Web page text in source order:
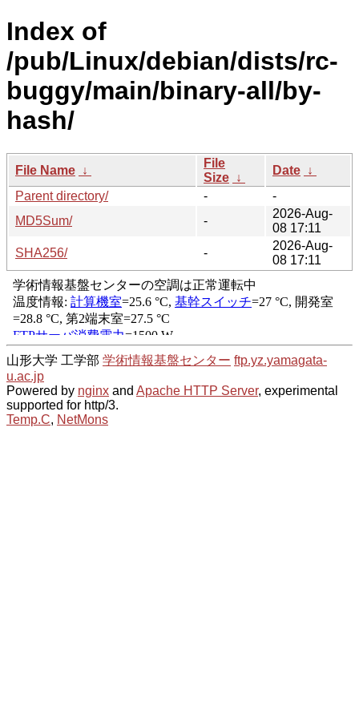
Index of
/pub/Linux/debian/dists/rc-
buggy/main/binary-all/by-
hash/
File Name ↓
File
Size ↓
Date ↓
Parent directory/
-
-
MD5Sum/
-
2026-Aug-
08 17:11
SHA256/
-
2026-Aug-
08 17:11
山形大学 工学部 学術情報基盤センター ftp.yz.yamagata-
u.ac.jp
Powered by nginx and Apache HTTP Server, experimental
supported for http/3.
Temp.C, NetMons